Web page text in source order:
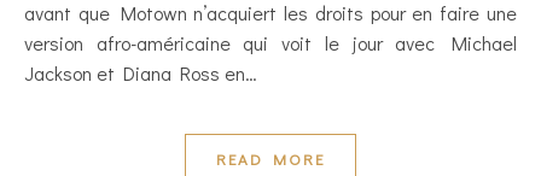
avant que Motown n’acquiert les droits pour en faire une
version afro-américaine qui voit le jour avec Michael
Jackson et Diana Ross en…
READ MORE